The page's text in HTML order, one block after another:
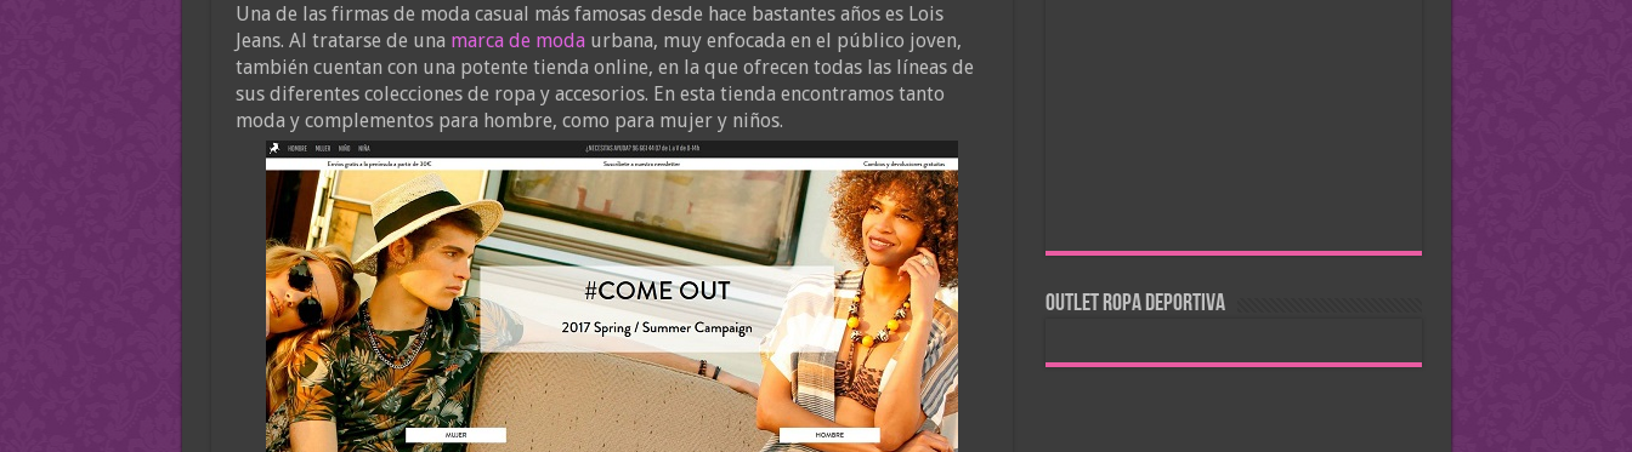
Una de las firmas de moda casual más famosas desde hace bastantes años es Lois
Jeans. Al tratarse de una marca de moda urbana, muy enfocada en el público joven,
también cuentan con una potente tienda online, en la que ofrecen todas las líneas de
sus diferentes colecciones de ropa y accesorios. En esta tienda encontramos tanto
moda y complementos para hombre, como para mujer y niños.
OUTLET ROPA DEPORTIVA